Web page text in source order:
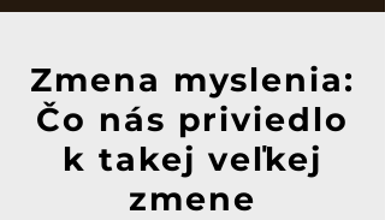
Zmena myslenia:
Čo nás priviedlo
k takej veľkej
zmene​